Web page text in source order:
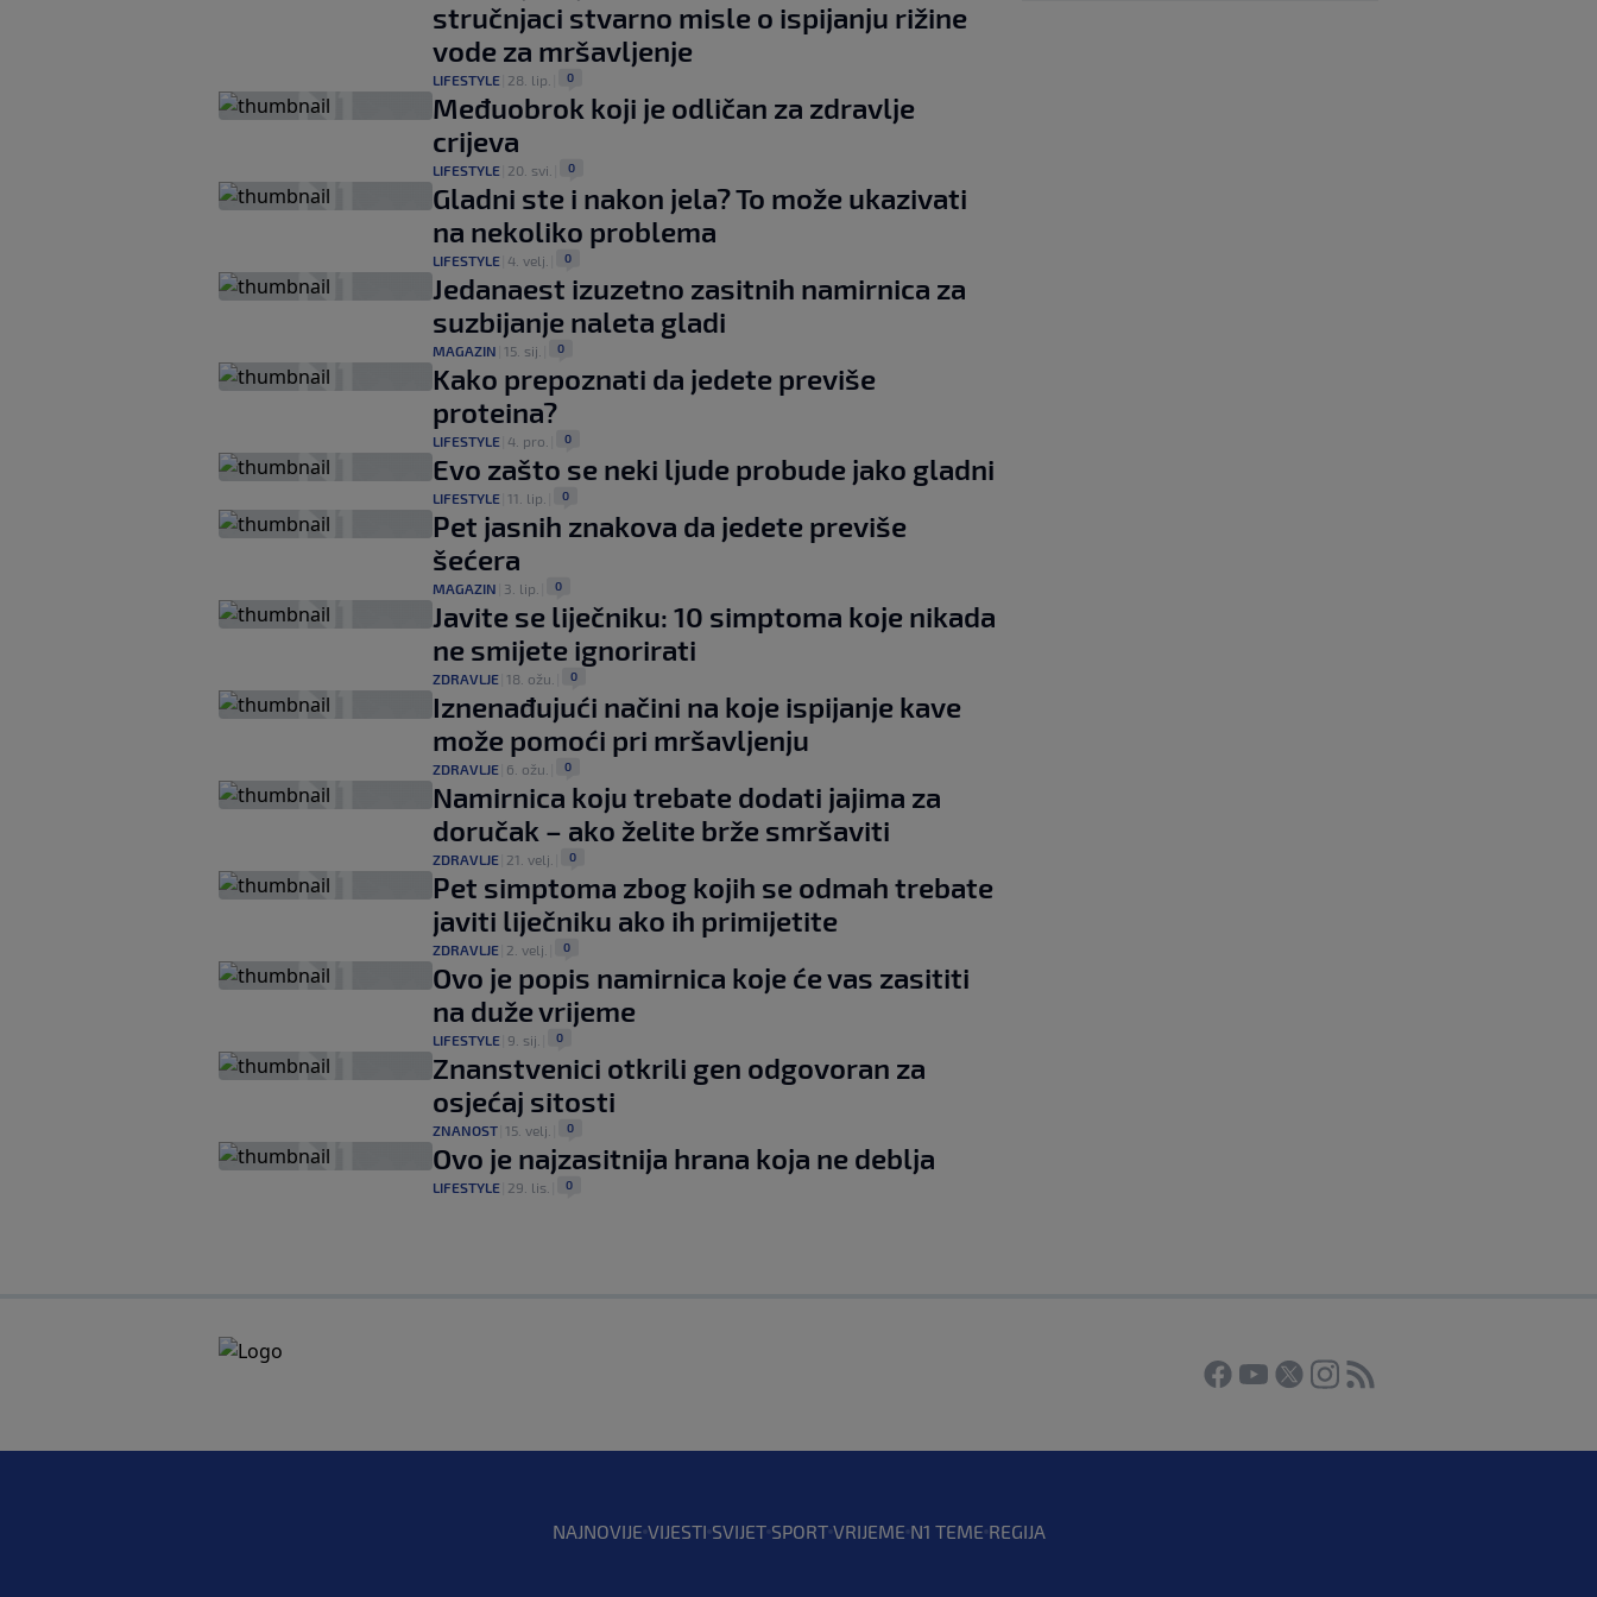
stručnjaci stvarno misle o ispijanju rižine
vode za mršavljenje
LIFESTYLE 28. lip. 0
Međuobrok koji je odličan za zdravlje
crijeva
LIFESTYLE 20. svi. 0
Gladni ste i nakon jela? To može ukazivati
na nekoliko problema
LIFESTYLE 4. velj. 0
Jedanaest izuzetno zasitnih namirnica za
suzbijanje naleta gladi
MAGAZIN 15. sij. 0
Kako prepoznati da jedete previše
proteina?
LIFESTYLE 4. pro. 0
Evo zašto se neki ljude probude jako gladni
LIFESTYLE 11. lip. 0
Pet jasnih znakova da jedete previše
šećera
MAGAZIN 3. lip. 0
Javite se liječniku: 10 simptoma koje nikada
ne smijete ignorirati
ZDRAVLJE 18. ožu. 0
Iznenađujući načini na koje ispijanje kave
može pomoći pri mršavljenju
ZDRAVLJE 6. ožu. 0
Namirnica koju trebate dodati jajima za
doručak – ako želite brže smršaviti
ZDRAVLJE 21. velj. 0
Pet simptoma zbog kojih se odmah trebate
javiti liječniku ako ih primijetite
ZDRAVLJE 2. velj. 0
Ovo je popis namirnica koje će vas zasititi
na duže vrijeme
LIFESTYLE 9. sij. 0
Znanstvenici otkrili gen odgovoran za
osjećaj sitosti
ZNANOST 15. velj. 0
Ovo je najzasitnija hrana koja ne deblja
LIFESTYLE 29. lis. 0
NAJNOVIJE VIJESTI SVIJET SPORT VRIJEME N1 TEME REGIJA